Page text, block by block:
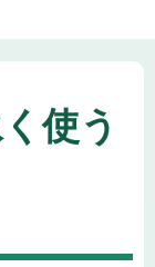
使う